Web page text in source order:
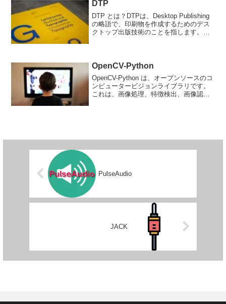
DTP
DTP とは？DTPは、Desktop Publishing
の略語で、印刷物を作成するためのデス
クトップ出版技術のことを指します。
が...
OpenCV-Python
OpenCV-Python は、オープンソースのコ
ンピュータービジョンライブラリです。
これは、画像処理、特徴検出、画像認識
PulseAudio
JACK